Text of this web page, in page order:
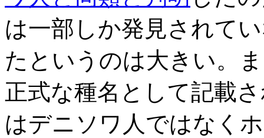
は一部しか発見されて
たというのは大きい。
正式な種名として記載
はデニソワ人ではなく